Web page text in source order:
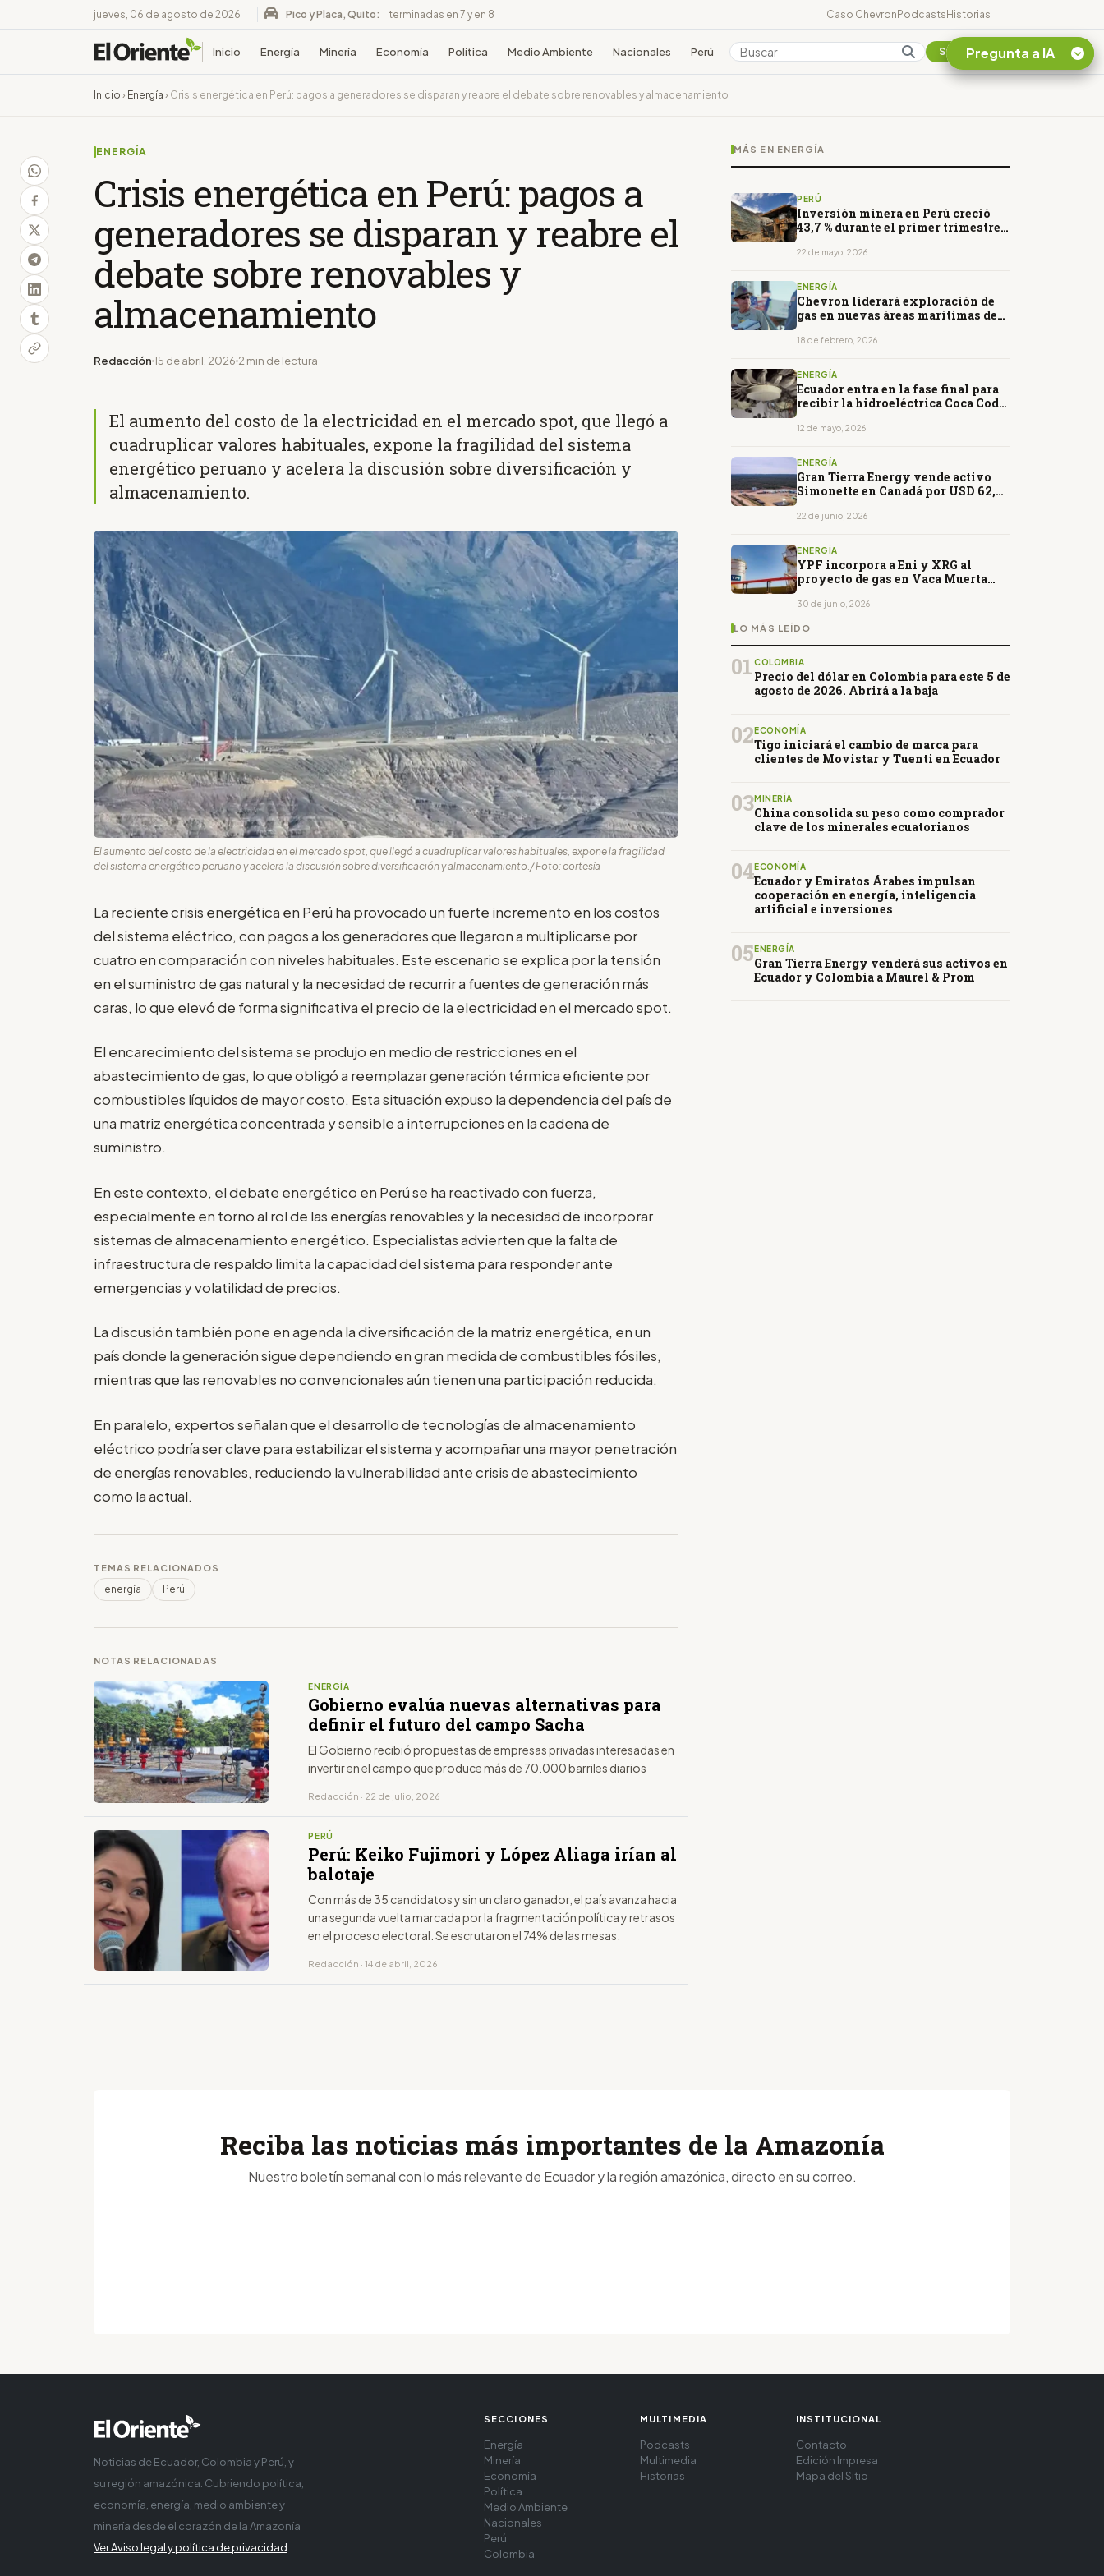
jueves, 06 de agosto de 2026 Pico y Placa, Quito: terminadas en 7 y en 8 Caso ChevronPodcastsHistorias
Inicio Energía Minería Economía Política Medio Ambiente Nacionales Perú Colombia Suscribirse
Inicio › Energía › Crisis energética en Perú: pagos a generadores se disparan y reabre el debate sobre renovables y almacenamiento
ENERGÍA
Crisis energética en Perú: pagos a
generadores se disparan y reabre el
debate sobre renovables y
almacenamiento
Redacción 15 de abril, 2026 2 min de lectura
El aumento del costo de la electricidad en el mercado spot, que llegó a
cuadruplicar valores habituales, expone la fragilidad del sistema
energético peruano y acelera la discusión sobre diversificación y
almacenamiento.
El aumento del costo de la electricidad en el mercado spot, que llegó a cuadruplicar valores habituales, expone la fragilidad
del sistema energético peruano y acelera la discusión sobre diversificación y almacenamiento./ Foto: cortesía
La reciente crisis energética en Perú ha provocado un fuerte incremento en los costos
del sistema eléctrico, con pagos a los generadores que llegaron a multiplicarse por
cuatro en comparación con niveles habituales. Este escenario se explica por la tensión
en el suministro de gas natural y la necesidad de recurrir a fuentes de generación más
caras, lo que elevó de forma significativa el precio de la electricidad en el mercado spot.
El encarecimiento del sistema se produjo en medio de restricciones en el
abastecimiento de gas, lo que obligó a reemplazar generación térmica eficiente por
combustibles líquidos de mayor costo. Esta situación expuso la dependencia del país de
una matriz energética concentrada y sensible a interrupciones en la cadena de
suministro.
En este contexto, el debate energético en Perú se ha reactivado con fuerza,
especialmente en torno al rol de las energías renovables y la necesidad de incorporar
sistemas de almacenamiento energético. Especialistas advierten que la falta de
infraestructura de respaldo limita la capacidad del sistema para responder ante
emergencias y volatilidad de precios.
La discusión también pone en agenda la diversificación de la matriz energética, en un
país donde la generación sigue dependiendo en gran medida de combustibles fósiles,
mientras que las renovables no convencionales aún tienen una participación reducida.
En paralelo, expertos señalan que el desarrollo de tecnologías de almacenamiento
eléctrico podría ser clave para estabilizar el sistema y acompañar una mayor penetración
de energías renovables, reduciendo la vulnerabilidad ante crisis de abastecimiento
como la actual.
TEMAS RELACIONADOS
energía Perú
NOTAS RELACIONADAS
ENERGÍA
Gobierno evalúa nuevas alternativas para
definir el futuro del campo Sacha
El Gobierno recibió propuestas de empresas privadas interesadas en
invertir en el campo que produce más de 70.000 barriles diarios
Redacción · 22 de julio, 2026
PERÚ
Perú: Keiko Fujimori y López Aliaga irían al
balotaje
Con más de 35 candidatos y sin un claro ganador, el país avanza hacia
una segunda vuelta marcada por la fragmentación política y retrasos
en el proceso electoral. Se escrutaron el 74% de las mesas.
Redacción · 14 de abril, 2026
MÁS EN ENERGÍA
PERÚ
Inversión minera en Perú creció
43,7 % durante el primer trimestre
22 de mayo, 2026
ENERGÍA
Chevron liderará exploración de
gas en nuevas áreas marítimas de
18 de febrero, 2026
ENERGÍA
Ecuador entra en la fase final para
recibir la hidroeléctrica Coca Codo
12 de mayo, 2026
ENERGÍA
Gran Tierra Energy vende activo
Simonette en Canadá por USD 62,5
22 de junio, 2026
ENERGÍA
YPF incorpora a Eni y XRG al
proyecto de gas en Vaca Muerta
30 de junio, 2026
LO MÁS LEÍDO
01 COLOMBIA
Precio del dólar en Colombia para este 5 de
agosto de 2026. Abrirá a la baja
02 ECONOMÍA
Tigo iniciará el cambio de marca para
clientes de Movistar y Tuenti en Ecuador
03MINERÍA
China consolida su peso como comprador
clave de los minerales ecuatorianos
04ECONOMÍA
Ecuador y Emiratos Árabes impulsan
cooperación en energía, inteligencia
artificial e inversiones
05 ENERGÍA
Gran Tierra Energy venderá sus activos en
Ecuador y Colombia a Maurel & Prom
Pregunta a IA
¿En que consiste la
Reciba las noticias más importantes de la Amazonía
Nuestro boletín semanal con lo más relevante de Ecuador y la región amazónica, directo en su correo.
Noticias de Ecuador, Colombia y Perú, y
su región amazónica. Cubriendo política,
economía, energía, medio ambiente y
minería desde el corazón de la Amazonía
Ver Aviso legal y política de privacidad
SECCIONES
Energía
Minería
Economía
Política
Medio Ambiente
Nacionales
Perú
Colombia
MULTIMEDIA
Podcasts
Multimedia
Historias
INSTITUCIONAL
Contacto
Edición Impresa
Mapa del Sitio